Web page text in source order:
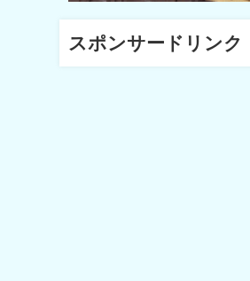
スポンサードリンク